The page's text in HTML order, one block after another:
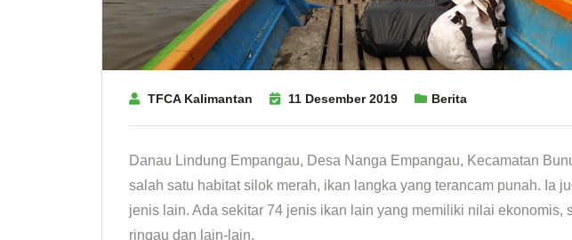
TFCA Kalimantan 11 Desember 2019 Berita
Danau Lindung Empangau, Desa Nanga Empangau, Kecamatan
salah satu habitat silok merah, ikan langka yang terancam punah. Ia
jenis lain. Ada sekitar 74 jenis ikan lain yang memiliki nilai ekonomis,
ringau dan lain-lain.